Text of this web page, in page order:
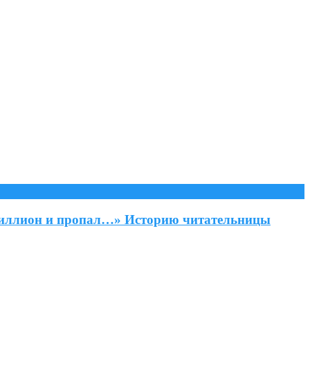
и пропал…» Историю читательницы